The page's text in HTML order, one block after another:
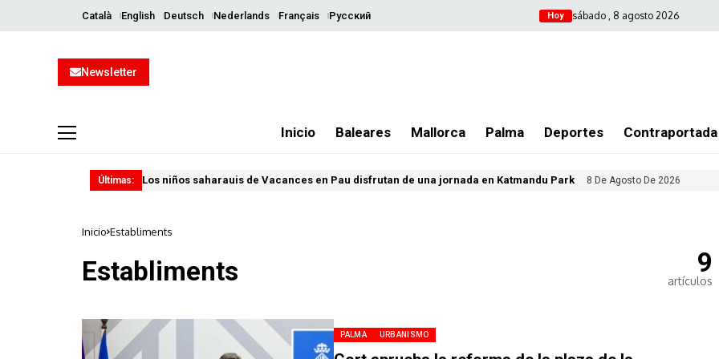
Català English Deutsch Nederlands Français Русский Hoy sábado , 8 agosto 2026
Newsletter
Inicio Baleares Mallorca Palma Deportes Contraportada
Últimas: Los niños saharauis de Vacances en Pau disfrutan de una jornada en Katmandu Park 8 De Agosto De 2026
Inicio Establiments
Establiments 9
artículos
PALMA URBANISMO